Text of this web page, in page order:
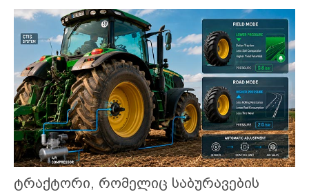
ტრაქტორი, რომელიც საბურავების